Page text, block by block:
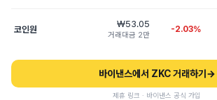
코인원
₩53.05
거래대금 2만
-2.03%
바이낸스에서 ZKC 거래하기 →
제휴 링크 · 바이낸스 공식 가입